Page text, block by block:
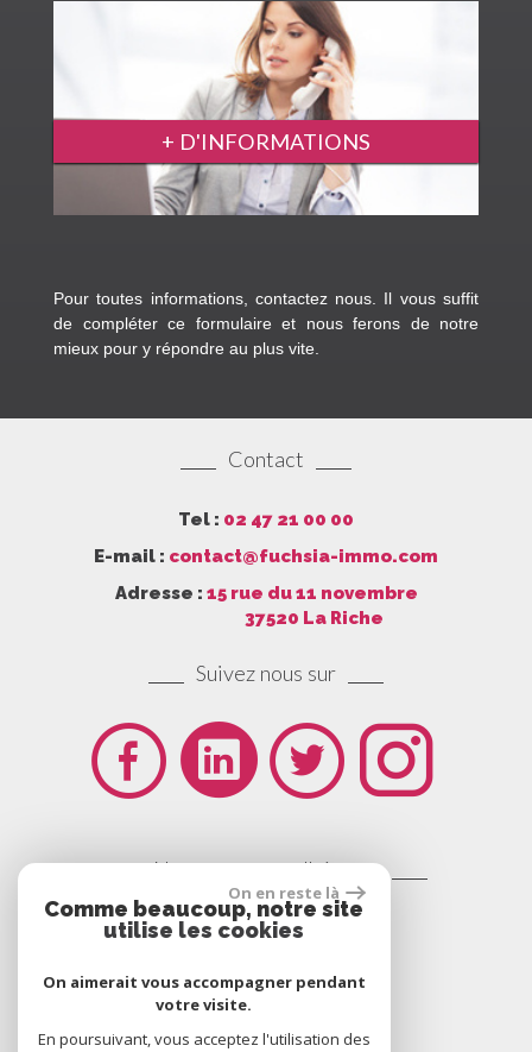
+ D'INFORMATIONS
Pour toutes informations, contactez nous. Il vous suffit
de compléter ce formulaire et nous ferons de notre
mieux pour y répondre au plus vite.
Contact
Tel : 02 47 21 00 00
E-mail : contact@fuchsia-immo.com
Adresse : 15 rue du 11 novembre
37520 La Riche
Suivez nous sur
Nous sommes adhérents
On en reste là
Comme beaucoup, notre site
utilise les cookies
On aimerait vous accompagner pendant
votre visite.
En poursuivant, vous acceptez l'utilisation des